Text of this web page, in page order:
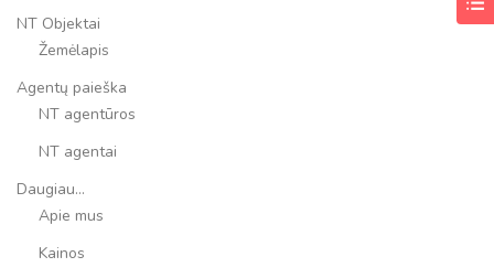
NT Objektai
Žemėlapis
Agentų paieška
NT agentūros
NT agentai
Daugiau…
Apie mus
Kainos